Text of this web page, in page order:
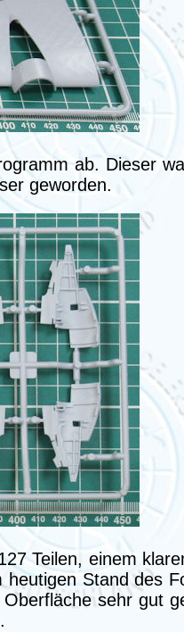
ab. Dieser
geworden.
Teilen, einem
Stand des
sehr gut